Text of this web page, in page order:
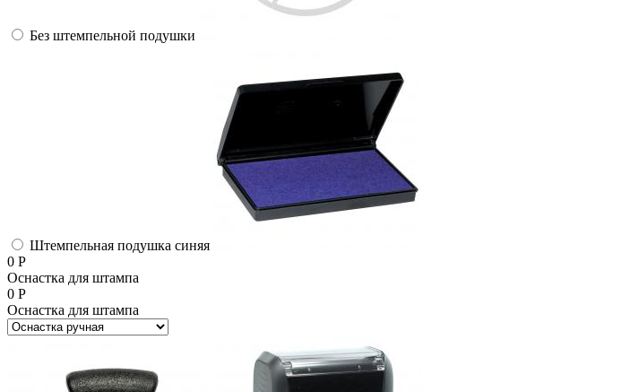
Без штемпельной подушки
Штемпельная подушка синяя
0 Р
Оснастка для штампа
0 Р
Оснастка для штампа